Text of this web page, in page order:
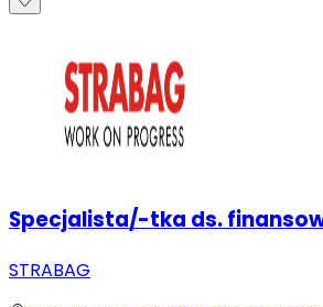
Specjalista/-tka ds.
STRABAG